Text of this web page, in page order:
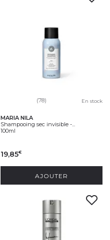
(78) En stock
MARIA NILA
Shampooing sec invisible -...
100ml
19,85€
AJOUTER